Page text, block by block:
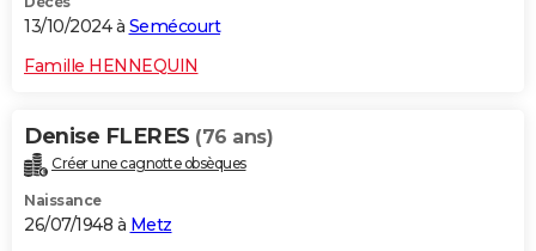
13/10/2024 à Semécourt
Famille HENNEQUIN
Denise FLERES (76 ans)
Créer une cagnotte obsèques
Naissance
26/07/1948 à Metz